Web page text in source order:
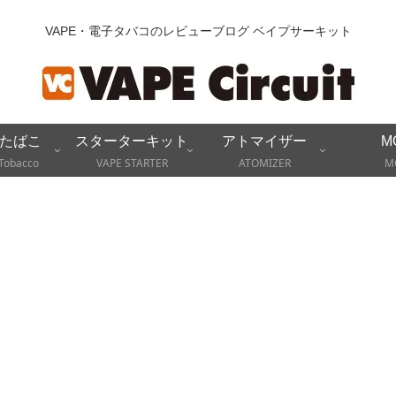
VAPE・電子タバコのレビューブログ ベイプサーキット
ばこ
スターターキット
VAPE STARTER
アトマイザー
ATOMIZER